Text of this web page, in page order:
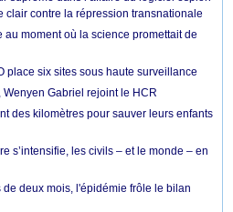
clair contre la répression transnationale
moment où la science promettait de
place six sites sous haute surveillance
Gabriel rejoint le HCR
des kilomètres pour sauver leurs enfants
s’intensifie, les civils – et le monde – en
deux mois, l'épidémie frôle le bilan